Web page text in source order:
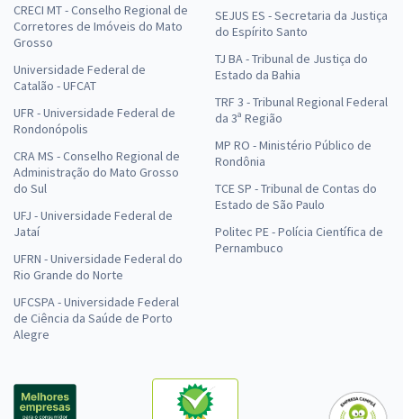
CRECI MT - Conselho Regional de
Corretores de Imóveis do Mato
Grosso
Universidade Federal de
Catalão - UFCAT
UFR - Universidade Federal de
Rondonópolis
CRA MS - Conselho Regional de
Administração do Mato Grosso
do Sul
UFJ - Universidade Federal de
Jataí
UFRN - Universidade Federal do
Rio Grande do Norte
UFCSPA - Universidade Federal
de Ciência da Saúde de Porto
Alegre
SEJUS ES - Secretaria da Justiça
do Espírito Santo
TJ BA - Tribunal de Justiça do
Estado da Bahia
TRF 3 - Tribunal Regional Federal
da 3ª Região
MP RO - Ministério Público de
Rondônia
TCE SP - Tribunal de Contas do
Estado de São Paulo
Politec PE - Polícia Científica de
Pernambuco